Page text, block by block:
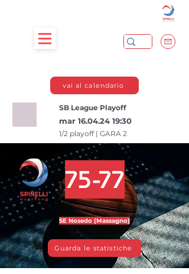
vai al calendario
SB League Playoff
mar 16.04.24 19:30
1/2 playoff | GARA 2
75-77
SE Nosedo (Massagno)
Guarda le statistiche